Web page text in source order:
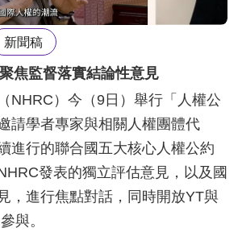
新聞稿
焦監督落實結論性意見
NHRC）今（9日）舉行「人權公
請學者專家與相關人權團體代
進行的聯合國五大核心人權公約
發表的獨立評估意見，以及國
，進行焦點對話，同時開放YT與
與。